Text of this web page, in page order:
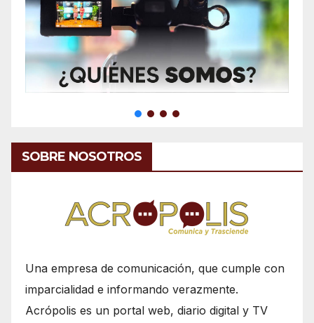
SOBRE NOSOTROS
Una empresa de comunicación, que cumple con
imparcialidad e informando verazmente.
Acrópolis es un portal web, diario digital y TV